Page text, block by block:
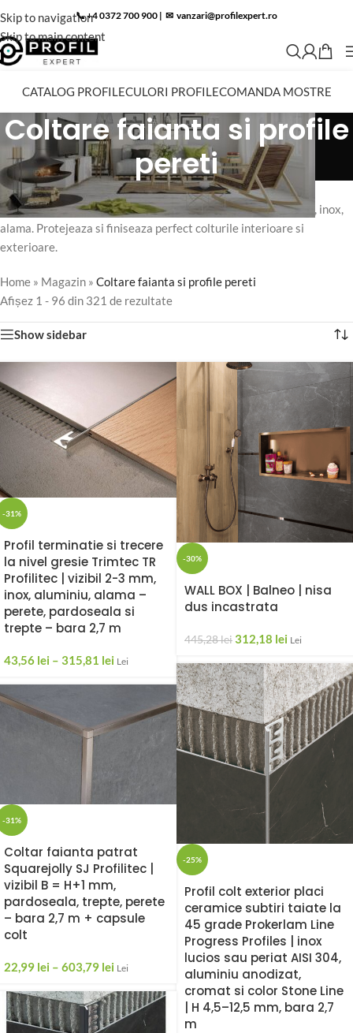
Skip to navigation
Skip to main content
📞 +4 0372 700 900 | ✉︎ vanzari@profilexpert.ro
CATALOG PROFILECULORI PROFILECOMANDA MOSTRE
Coltare faianta si profile
pereti
Coltare faianta si profile colt – aluminiu, inox, alama
Coltare decorative pentru faianta si gresie – aluminiu colorat, inox,
alama. Protejeaza si finiseaza perfect colturile interioare si
exterioare.
Home » Magazin » Coltare faianta si profile pereti
Afișez 1 - 96 din 321 de rezultate
Show sidebar
-31%
Profil terminatie si trecere
la nivel gresie Trimtec TR
Profilitec | vizibil 2-3 mm,
inox, aluminiu, alama –
perete, pardoseala si
trepte – bara 2,7 m
43,56 lei – 315,81 lei Lei
-30%
WALL BOX | Balneo | nisa
dus incastrata
445,28lei312,18 lei Lei
-25%
Profil colt exterior placi
ceramice subtiri taiate la
45 grade Prokerlam Line
Progress Profiles | inox
lucios sau periat AISI 304,
aluminiu anodizat,
cromat si color Stone Line
| H 4,5–12,5 mm, bara 2,7
m
-31%
Coltar faianta patrat
Squarejolly SJ Profilitec |
vizibil B = H+1 mm,
pardoseala, trepte, perete
– bara 2,7 m + capsule
colt
22,99 lei – 603,79 lei Lei